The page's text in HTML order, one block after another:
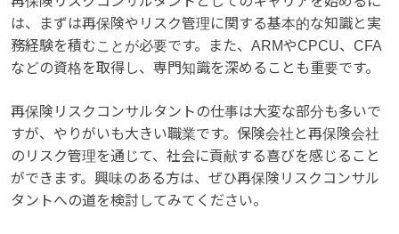
は、まずは再保険やリスク管理に関する基本的な知識と実
務経験を積むことが必要です。また、ARMやCPCU、CFA
などの資格を取得し、専門知識を深めることも重要です。
再保険リスクコンサルタントの仕事は大変な部分も多いで
すが、やりがいも大きい職業です。保険会社と再保険会社
のリスク管理を通じて、社会に貢献する喜びを感じること
ができます。興味のある方は、ぜひ再保険リスクコンサル
タントへの道を検討してみてください。